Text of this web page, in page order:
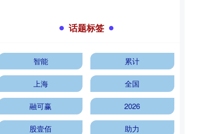
话题标签
智能 累计
上海 全国
融可赢 2026
股壹佰 助力